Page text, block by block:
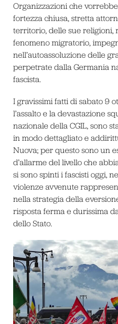
Organizzazioni che
fortezza chiusa, stretta
territorio, delle sue religioni,
fenomeno migratorio,
nell’autoassoluzione delle
perpetrate dalla Germania
fascista.
I gravissimi fatti di sabato 9
l’assalto e la devastazione
nazionale della CGIL, sono
in modo dettagliato e
Nuova; per questo sono un
d’allarme del livello che
si sono spinti i fascisti oggi,
violenze avvenute
nella strategia della
risposta ferma e durissima
dello Stato.